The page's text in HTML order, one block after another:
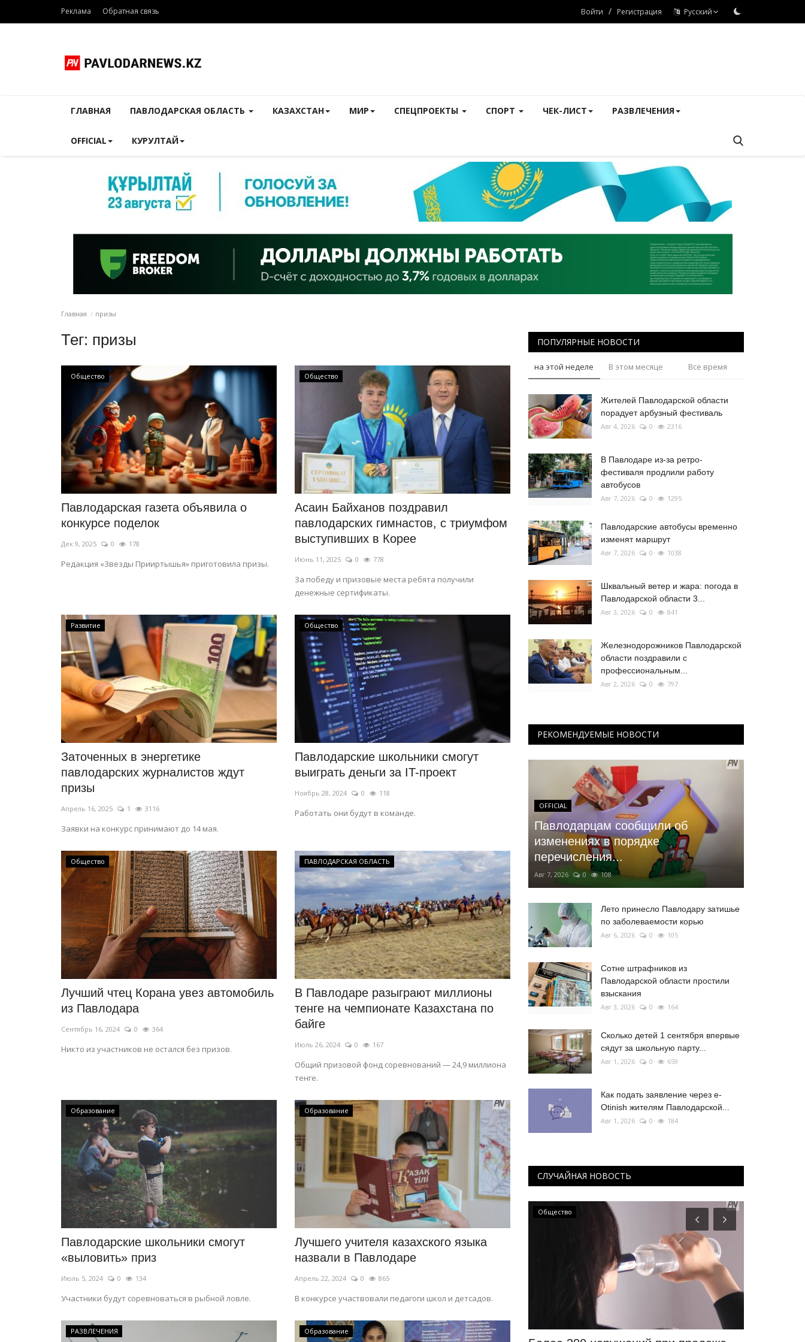
Реклама Обратная связь Войти / Регистрация Русский
ГЛАВНАЯ ПАВЛОДАРСКАЯ ОБЛАСТЬ КАЗАХСТАН МИР СПЕЦПРОЕКТЫ СПОРТ ЧЕК-ЛИСТ РАЗВЛЕЧЕНИЯ
OFFICIAL КУРУЛТАЙ
Главная призы
Тег: призы
Общество
Павлодарская газета объявила о
конкурсе поделок
Дек 9, 2025 0 178
Редакция «Звезды Прииртышья» приготовила призы.
Общество
Асаин Байханов поздравил
павлодарских гимнастов, с триумфом
выступивших в Корее
Июнь 11, 2025 0 778
За победу и призовые места ребята получили
денежные сертификаты.
Развитие
Заточенных в энергетике
павлодарских журналистов ждут
призы
Апрель 16, 2025 1 3116
Заявки на конкурс принимают до 14 мая.
Общество
Павлодарские школьники смогут
выиграть деньги за IT-проект
Ноябрь 28, 2024 0 118
Работать они будут в команде.
Общество
Лучший чтец Корана увез автомобиль
из Павлодара
Сентябрь 16, 2024 0 364
Никто из участников не остался без призов.
ПАВЛОДАРСКАЯ ОБЛАСТЬ
В Павлодаре разыграют миллионы
тенге на чемпионате Казахстана по
байге
Июль 26, 2024 0 167
Общий призовой фонд соревнований — 24,9 миллиона
тенге.
Образование
Павлодарские школьники смогут
«выловить» приз
Июль 5, 2024 0 134
Участники будут соревноваться в рыбной ловле.
Образование
Лучшего учителя казахского языка
назвали в Павлодаре
Апрель 22, 2024 0 865
В конкурсе участвовали педагоги школ и детсадов.
РАЗВЛЕЧЕНИЯ Образование
ПОПУЛЯРНЫЕ НОВОСТИ
на этой неделе В этом месяце Все время
Жителей Павлодарской области
порадует арбузный фестиваль
Авг 4, 2026 0 2316
В Павлодаре из-за ретро-
фестиваля продлили работу
автобусов
Авг 7, 2026 0 1295
Павлодарские автобусы временно
изменят маршрут
Авг 7, 2026 0 1038
Шквальный ветер и жара: погода в
Павлодарской области 3...
Авг 3, 2026 0 841
Железнодорожников Павлодарской
области поздравили с
профессиональным...
Авг 2, 2026 0 797
РЕКОМЕНДУЕМЫЕ НОВОСТИ
OFFICIAL
Павлодарцам сообщили об
изменениях в порядке
перечисления...
Авг 7, 2026 0 108
Лето принесло Павлодару затишье
по заболеваемости корью
Авг 6, 2026 0 105
Сотне штрафников из
Павлодарской области простили
взыскания
Авг 3, 2026 0 164
Сколько детей 1 сентября впервые
сядут за школьную парту...
Авг 1, 2026 0 659
Как подать заявление через e-
Otinish жителям Павлодарской...
Авг 1, 2026 0 184
СЛУЧАЙНАЯ НОВОСТЬ
Летний спорт Общество Инфраструктура